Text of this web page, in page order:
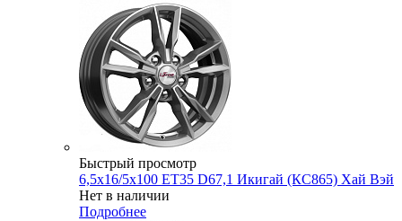
Быстрый просмотр
6,5x16/5x100 ET35 D67,1 Икигай (КС865) Хай Вэй
Нет в наличии
Подробнее